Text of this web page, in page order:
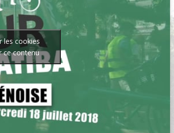
les cookies
ce contenu